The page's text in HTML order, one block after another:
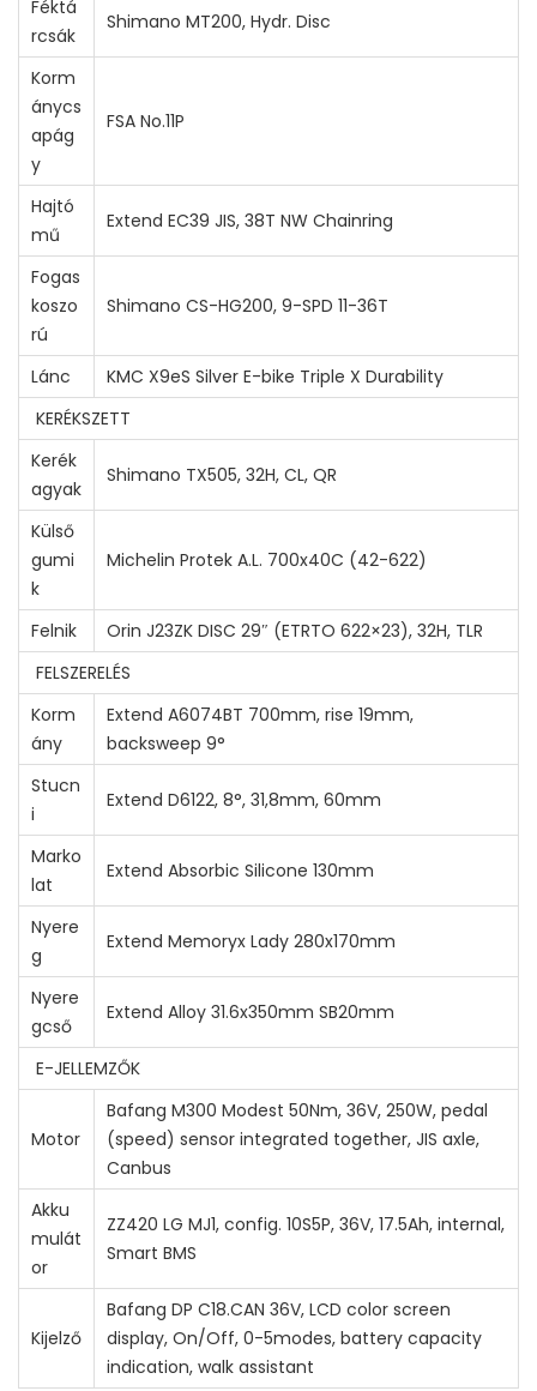
Féktá
rcsák
Shimano MT200, Hydr. Disc
Korm
ánycs
apág
y
FSA No.11P
Hajtó
mű
Extend EC39 JIS, 38T NW Chainring
Fogas
koszo
rú
Shimano CS-HG200, 9-SPD 11-36T
Lánc
KMC X9eS Silver E-bike Triple X Durability
KERÉKSZETT
Kerék
agyak
Shimano TX505, 32H, CL, QR
Külső
gumi
k
Michelin Protek A.L. 700x40C (42-622)
Felnik
Orin J23ZK DISC 29″ (ETRTO 622×23), 32H, TLR
FELSZERELÉS
Korm
ány
Extend A6074BT 700mm, rise 19mm,
backsweep 9°
Stucn
i
Extend D6122, 8°, 31,8mm, 60mm
Marko
lat
Extend Absorbic Silicone 130mm
Nyere
g
Extend Memoryx Lady 280x170mm
Nyere
gcső
Extend Alloy 31.6x350mm SB20mm
E-JELLEMZŐK
Motor
Bafang M300 Modest 50Nm, 36V, 250W, pedal
(speed) sensor integrated together, JIS axle,
Canbus
Akku
mulát
or
ZZ420 LG MJ1, config. 10S5P, 36V, 17.5Ah, internal,
Smart BMS
Kijelző
Bafang DP C18.CAN 36V, LCD color screen
display, On/Off, 0-5modes, battery capacity
indication, walk assistant